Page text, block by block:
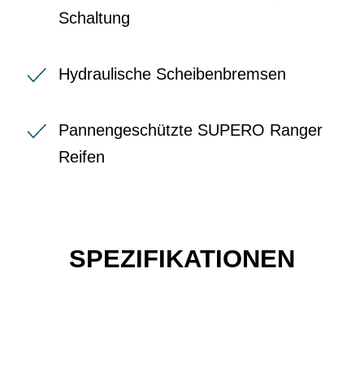
Schaltung
Hydraulische Scheibenbremsen
Pannengeschützte SUPERO Ranger
Reifen
SPEZIFIKATIONEN